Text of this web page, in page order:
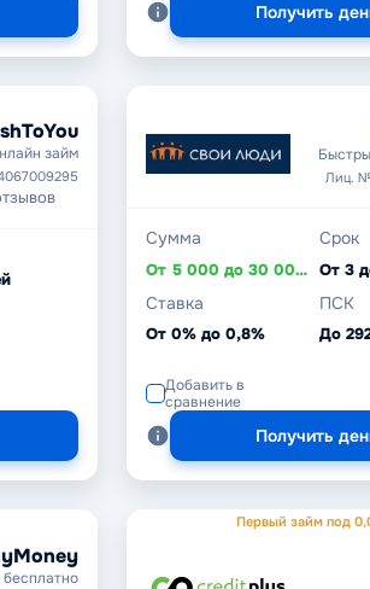
Получить
займ
Лиц.
Сумма
От 5 000 до 30 000 ₽
Срок
От 3
Ставка
От 0% до 0,8%
ПСК
До
Добавить в
сравнение
Получить
Первый займ под